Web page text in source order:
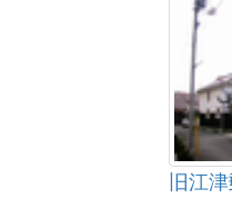
旧江